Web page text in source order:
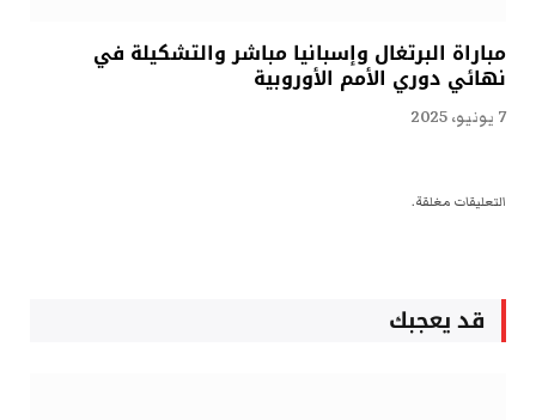
مباراة البرتغال وإسبانيا مباشر والتشكيلة في
نهائي دوري الأمم الأوروبية
7 يونيو، 2025
التعليقات مغلقة.
قد يعجبك